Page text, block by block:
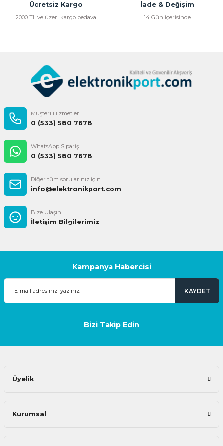
Bu ürüne benzer farklı alternatifler olmalı.
Ücretsiz Kargo
2000 TL ve üzeri kargo bedava
İade & Değişim
14 Gün içerisinde
Müşteri Hizmetleri
0 (533) 580 7678
WhatsApp Sipariş
0 (533) 580 7678
Diğer tüm sorularınız için
info@elektronikport.com
Bize Ulaşın
İletişim Bilgilerimiz
Kampanya Habercisi
KAYDET
Bizi Takip Edin
Üyelik
Kurumsal